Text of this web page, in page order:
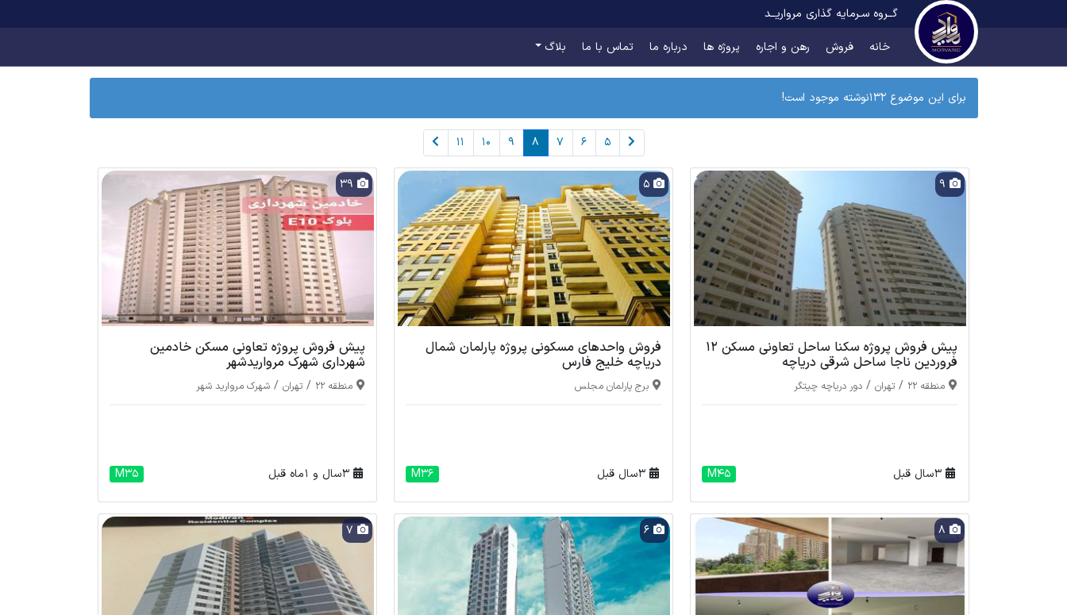
گــروه سـرمایه گذاری مرواریــد
خانه
فروش رهن و اجاره پروژه ها درباره ما تماس با ما بلاگ
برای این موضوع 132نوشته موجود است!
5
6
7
8
9
10
11
پیش فروش پروژه سکنا ساحل تعاونی مسکن 12
فروردین ناجا ساحل شرقی دریاچه
منطقه 22 / تهران / دور دریاچه چیتگر
3 سال قبل M45
فروش واحدهای مسکونی پروژه پارلمان شمال
دریاچه خلیج فارس
برج پارلمان مجلس
3 سال قبل M36
پیش فروش پروژه تعاونی مسکن خادمین
شهرداری شهرک مرواریدشهر
منطقه 22 / تهران / شهرک مروارید شهر
3 سال و 1 ماه قبل M35